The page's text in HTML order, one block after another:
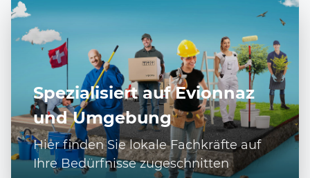
Spezialisiert auf Evionnaz
und Umgebung
Hier finden Sie lokale Fachkräfte auf
Ihre Bedürfnisse zugeschnitten